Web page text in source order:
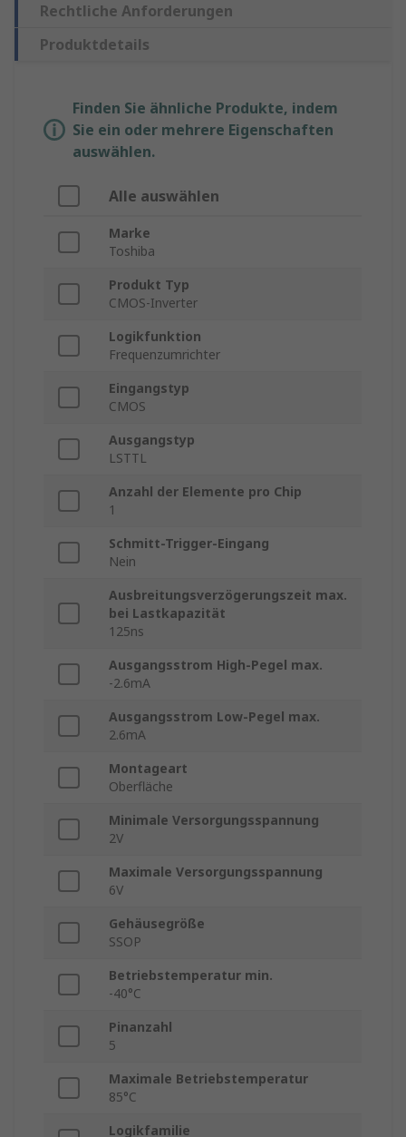
Rechtliche Anforderungen
Produktdetails
Finden Sie ähnliche Produkte, indem
Sie ein oder mehrere Eigenschaften
auswählen.
Alle auswählen
Marke
Toshiba
Produkt Typ
CMOS-Inverter
Logikfunktion
Frequenzumrichter
Eingangstyp
CMOS
Ausgangstyp
LSTTL
Anzahl der Elemente pro Chip
1
Schmitt-Trigger-Eingang
Nein
Ausbreitungsverzögerungszeit max.
bei Lastkapazität
125ns
Ausgangsstrom High-Pegel max.
-2.6mA
Ausgangsstrom Low-Pegel max.
2.6mA
Montageart
Oberfläche
Minimale Versorgungsspannung
2V
Maximale Versorgungsspannung
6V
Gehäusegröße
SSOP
Betriebstemperatur min.
-40°C
Pinanzahl
5
Maximale Betriebstemperatur
85°C
Logikfamilie